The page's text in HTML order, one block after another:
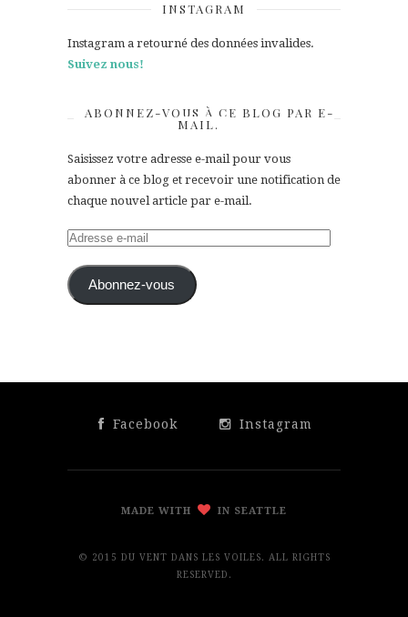
INSTAGRAM
Instagram a retourné des données invalides.
Suivez nous!
ABONNEZ-VOUS À CE BLOG PAR E-
MAIL.
Saisissez votre adresse e-mail pour vous
abonner à ce blog et recevoir une notification de
chaque nouvel article par e-mail.
Adresse
mail Abonnez-vous
Facebook Instagram
MADE WITH IN SEATTLE
© 2015 DU VENT DANS LES VOILES. ALL RIGHTS
RESERVED.